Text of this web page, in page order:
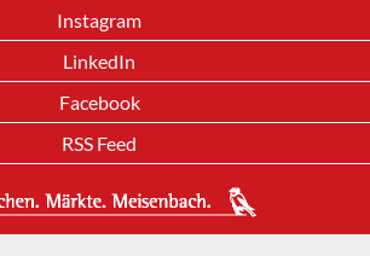
Instagram
LinkedIn
Facebook
RSS Feed